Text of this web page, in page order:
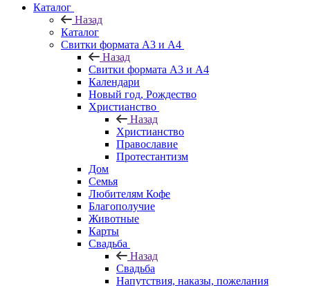
Каталог
Назад
Каталог
Свитки формата А3 и А4
Назад
Свитки формата А3 и А4
Календари
Новый год, Рождество
Христианство
Назад
Христианство
Православие
Протестантизм
Дом
Семья
Любителям Кофе
Благополучие
Животные
Карты
Свадьба
Назад
Свадьба
Напутствия, наказы, пожелания